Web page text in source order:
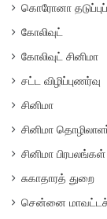
கொரோனா தடுப்புப்
கோலிவுட்
கோலிவுட் சினிமா
சட்ட விழிப்புணர்வு
சினிமா
சினிமா
சினிமா பிரபலங்கள்
சுகாதாரத் துறை
சென்னை மாவட்டச்